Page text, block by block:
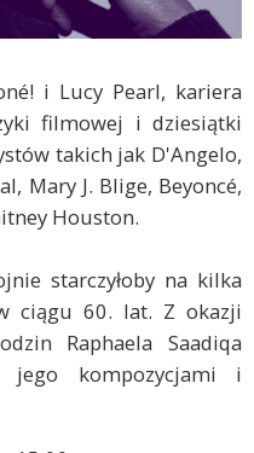
i Lucy Pearl, kariera
filmowej i dziesiątki
takich jak D'Angelo,
Mary J. Blige, Beyoncé,
Houston.
starczyłoby na kilka
ciągu 60. lat. Z okazji
Raphaela Saadiqa
kompozycjami i